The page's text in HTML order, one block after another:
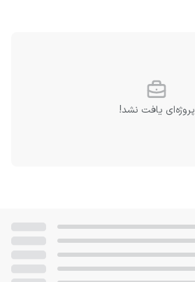
پروژه‌ای یافت نشد!